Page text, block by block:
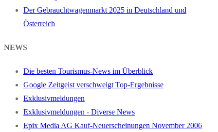
Der Gebrauchtwagenmarkt 2025 in Deutschland und
Österreich
NEWS
Die besten Tourismus-News im Überblick
Google Zeitgeist verschweigt Top-Ergebnisse
Exklusivmeldungen
Exklusivmeldungen - Diverse News
Epix Media AG Kauf-Neuerscheinungen November 2006